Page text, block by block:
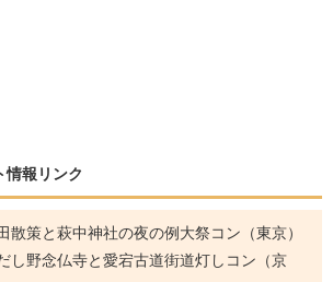
情報リンク
散策と萩中神社の夜の例大祭コン（東京）
し野念仏寺と愛宕古道街道灯しコン（京